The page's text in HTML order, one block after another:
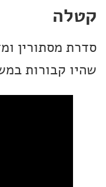
קטלה
סדרת מסתורין
שהיו קבורות